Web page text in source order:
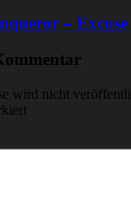
–
wird nicht